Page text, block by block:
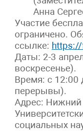
Анна
Участие
ограничено.
ссылке: https://
Даты: 2-3
воскресенье).
Время: с 12:00
перерывы).
Адрес: Нижний
социальных